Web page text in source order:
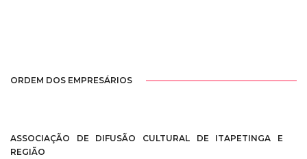
ORDEM DOS EMPRESÁRIOS
ASSOCIAÇÃO DE DIFUSÃO CULTURAL DE ITAPETINGA E
REGIÃO